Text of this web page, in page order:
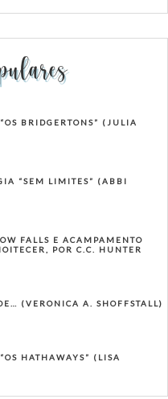
BRIDGERTONS” (JULIA
“SEM LIMITES” (ABBI
FALLS E ACAMPAMENTO
POR C.C. HUNTER
(VERONICA A. SHOFFSTALL)
HATHAWAYS” (LISA